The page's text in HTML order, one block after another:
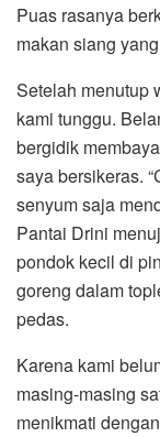
Puas rasanya
makan siang
Setelah menutup
kami tunggu.
bergidik
saya bersikeras.
senyum saja
Pantai Drini
pondok kecil di
goreng dalam
pedas.
Karena kami
masing-masing
menikmati